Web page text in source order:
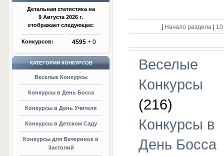
Детальная статистика на
9 Августа 2026 г.
отображает следующее:
Конкурсов: 4595 + 0
КАТЕГОРИИ КОНКУРСОВ
Веселые Конкурсы
Конкурсы в День Босса
Конкурсы в День Учителя
Конкурсы в Детском Саду
Конкурсы для Вечеринок и
Застолий
[ Начало раздела |
Веселые
Конкурсы
(216)
Конкурсы в
День Босса